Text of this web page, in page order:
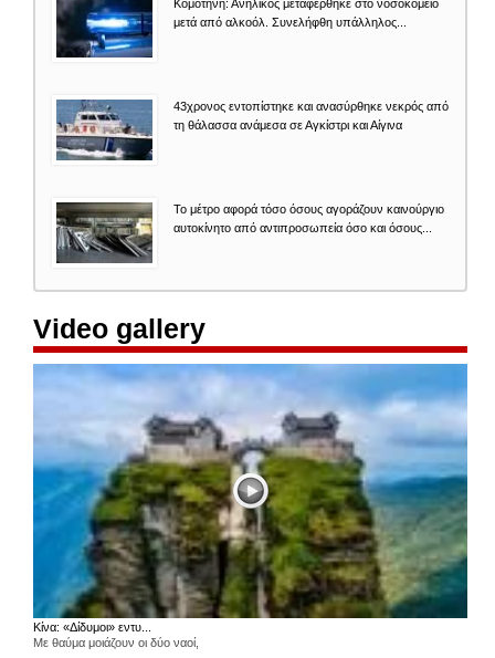
Κομοτηνή: Ανήλικος μεταφέρθηκε στο νοσοκομείο
μετά από αλκοόλ. Συνελήφθη υπάλληλος...
43χρονος εντοπίστηκε και ανασύρθηκε νεκρός από
τη θάλασσα ανάμεσα σε Αγκίστρι και Αίγινα
Το μέτρο αφορά τόσο όσους αγοράζουν καινούργιο
αυτοκίνητο από αντιπροσωπεία όσο και όσους...
Video gallery
Κίνα: «Δίδυμοι» εντυ...
Με θαύμα μοιάζουν οι δύο ναοί,